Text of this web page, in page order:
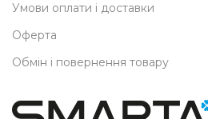
Умови оплати і доставки
Оферта
Обмін і повернення товару